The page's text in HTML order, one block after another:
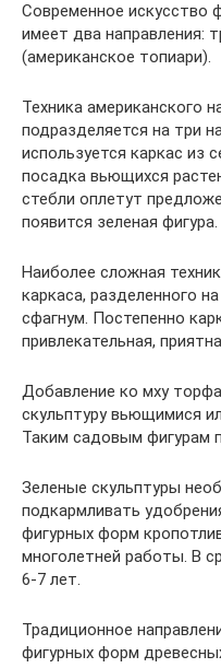
Современное искусство
имеет два направления:
(американское топиари).
Техника американского
подразделяется на три
используется каркас из
посадка вьющихся
стебли оплетут
появится зеленая фигура.
Наиболее сложная
каркаса, разделенного
сфагнум. Постепенно
привлекательная,
Добавление ко мху
скульптуру вьющимися
Таким садовым фигурам
Зеленые скульптуры
подкармливать
фигурных форм
многолетней работы. В
6-7 лет.
Традиционное
фигурных форм